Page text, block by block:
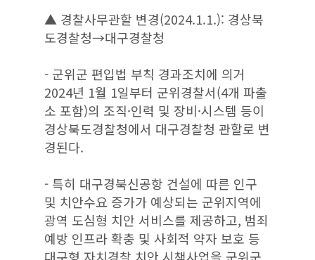
▲ 경찰사무관할 변경(2024.1.1.): 경상북
도경찰청→대구경찰청
- 군위군 편입법 부칙 경과조치에 의거
2024년 1월 1일부터 군위경찰서(4개 파출
소 포함)의 조직·인력 및 장비·시스템 등이
경상북도경찰청에서 대구경찰청 관할로 변
경된다.
- 특히 대구경북신공항 건설에 따른 인구
및 치안수요 증가가 예상되는 군위지역에
광역 도심형 치안 서비스를 제공하고, 범죄
예방 인프라 확충 및 사회적 약자 보호 등
대구형 자치경찰 치안 시책사업을 군위군